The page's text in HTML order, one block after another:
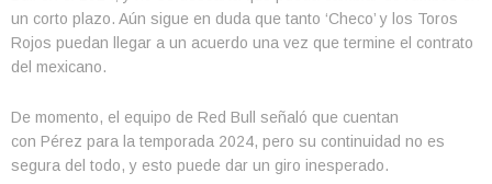
un corto plazo. Aún sigue en duda que tanto ‘Checo’ y los Toros
Rojos puedan llegar a un acuerdo una vez que termine el contrato
del mexicano.
De momento, el equipo de Red Bull señaló que cuentan
con Pérez para la temporada 2024, pero su continuidad no es
segura del todo, y esto puede dar un giro inesperado.